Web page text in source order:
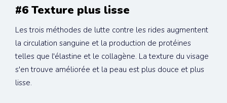
#6 Texture plus lisse
Les trois méthodes de lutte contre les rides augmentent
la circulation sanguine et la production de protéines
telles que l'élastine et le collagène. La texture du visage
s'en trouve améliorée et la peau est plus douce et plus
lisse.